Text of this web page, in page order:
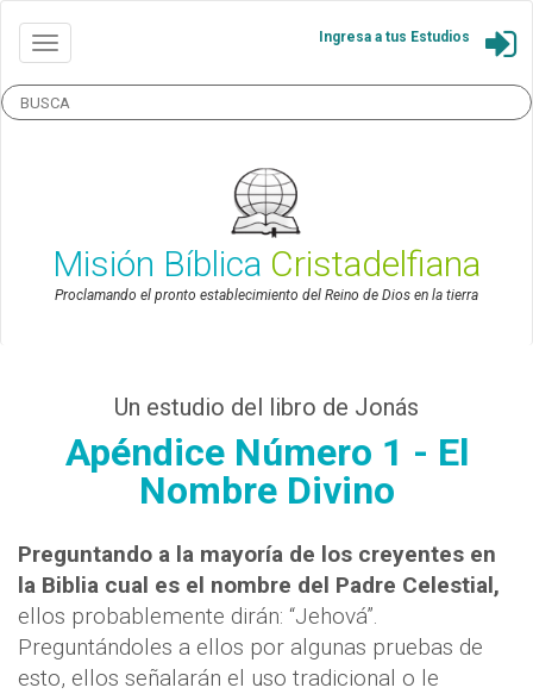
Ingresa a tus Estudios
Misión Bíblica Cristadelfiana
Proclamando el pronto establecimiento del Reino de Dios en la tierra
Un estudio del libro de Jonás
Apéndice Número 1 - El
Nombre Divino
Preguntando a la mayoría de los creyentes en
la Biblia cual es el nombre del Padre Celestial,
ellos probablemente dirán: “Jehová”.
Preguntándoles a ellos por algunas pruebas de
esto, ellos señalarán el uso tradicional o le